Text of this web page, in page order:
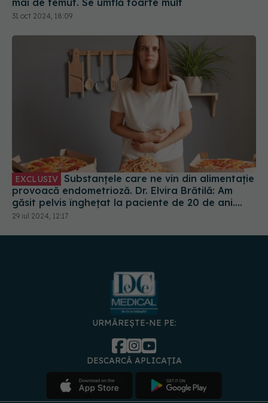
31 oct 2024, 18:09
EXCLUSIV Substanțele care ne vin din alimentație
provoacă endometrioză. Dr. Elvira Brătilă: Am
găsit pelvis înghețat la paciente de 20 de ani.
Boala este mai agresivă
29 iul 2024, 12:17
URMĂREȘTE-NE PE:
DESCARCĂ APLICAȚIA